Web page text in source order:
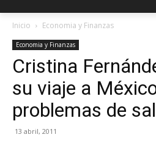
Inicio Economia y Finanzas
Economia y Finanzas
Cristina
su viaje a
problemas de
13 abril, 2011